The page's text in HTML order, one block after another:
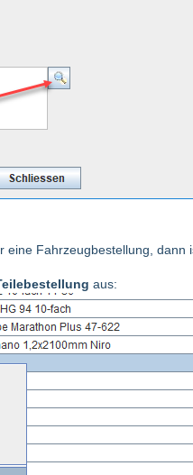
Fahrzeugbestellung, dann
aus: